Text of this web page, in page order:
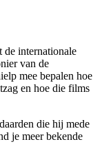
internationale
van de
mee bepalen hoe
en hoe die films
die hij mede
je meer bekende